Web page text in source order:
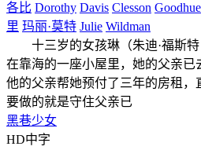
各比 Dorothy Davis Clesson Goodhue
里 玛丽·莫特 Julie Wildman
十三岁的女孩琳（朱迪·福斯特
在靠海的一座小屋里，她的父亲已
他的父亲帮她预付了三年的房租，
要做的就是守住父亲已
黑巷少女
HD中字